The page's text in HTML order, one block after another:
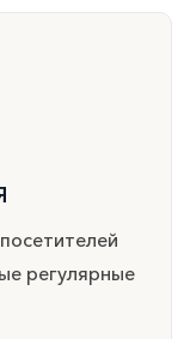
регулярные